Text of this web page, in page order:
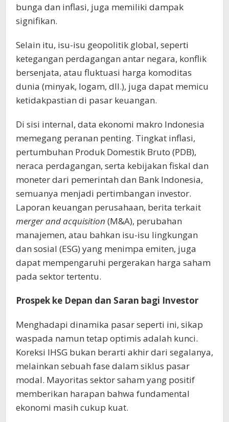
bunga dan inflasi, juga memiliki dampak
signifikan.
Selain itu, isu-isu geopolitik global, seperti
ketegangan perdagangan antar negara, konflik
bersenjata, atau fluktuasi harga komoditas
dunia (minyak, logam, dll.), juga dapat memicu
ketidakpastian di pasar keuangan.
Di sisi internal, data ekonomi makro Indonesia
memegang peranan penting. Tingkat inflasi,
pertumbuhan Produk Domestik Bruto (PDB),
neraca perdagangan, serta kebijakan fiskal dan
moneter dari pemerintah dan Bank Indonesia,
semuanya menjadi pertimbangan investor.
Laporan keuangan perusahaan, berita terkait
merger and acquisition (M&A), perubahan
manajemen, atau bahkan isu-isu lingkungan
dan sosial (ESG) yang menimpa emiten, juga
dapat mempengaruhi pergerakan harga saham
pada sektor tertentu.
Prospek ke Depan dan Saran bagi Investor
Menghadapi dinamika pasar seperti ini, sikap
waspada namun tetap optimis adalah kunci.
Koreksi IHSG bukan berarti akhir dari segalanya,
melainkan sebuah fase dalam siklus pasar
modal. Mayoritas sektor saham yang positif
memberikan harapan bahwa fundamental
ekonomi masih cukup kuat.